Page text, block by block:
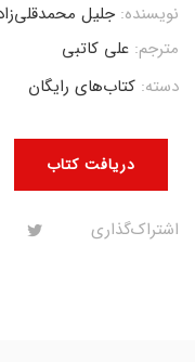
دریافت کتاب
نویسنده: جلیل
مترجم: علی کاتبی
دسته: کتاب‌های رایگان
اشتراک‌گذاری